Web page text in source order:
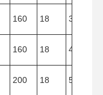
160 18 3.125
160 18 4.019
200 18 5.024